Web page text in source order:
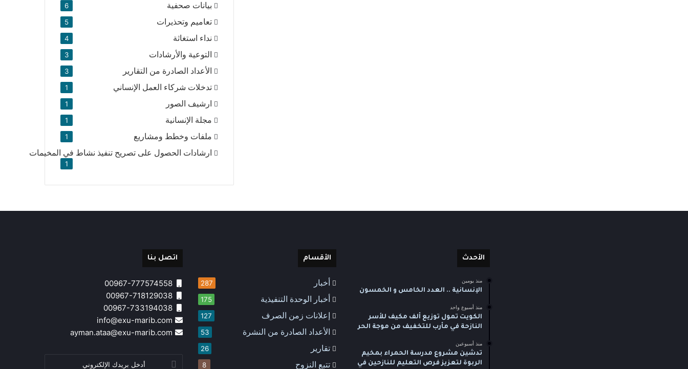
بيانات صحفية 6
تعاميم وتحذيرات 5
نداء استغاثة 4
التوعية والأرشادات 3
الأعداد الصادرة من التقارير 3
تدخلات شركاء العمل الإنساني 1
ارشيف الصور 1
مجلة الإنسانية 1
ملفات وخطط ومشاريع 1
ارشادات الحصول على تصريح تنفيذ نشاط في المخيمات
1
الأحدث
منذ يومين
الإنسانية .. العدد الخامس و الخمسون
منذ أسبوع واحد
الكويت تمول توزيع ألف مكيف للأسر
النازحة في مأرب للتخفيف من موجة الحر
منذ أسبوعين
تدشين مشروع مدرسة الحمراء بمخيم
الربوة لتعزيز فرص التعليم للنازحين في
الأقسام
أخبار 287
أخبار الوحدة التنفيذية 175
إعلانات زمن الصرف 127
الأعداد الصادرة من النشرة 53
تقارير 26
تتبع النزوح 8
اتصل بنا
أدخل